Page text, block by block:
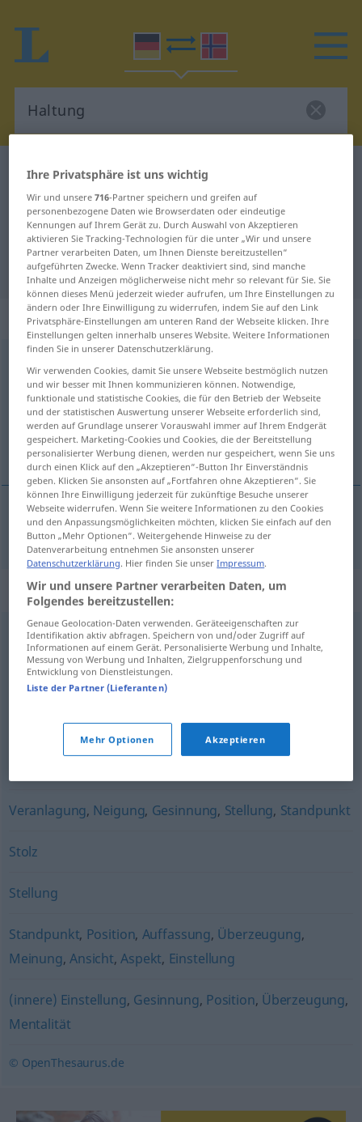
Deutsch-Norwegisch Wörterbuch
Deutsch-Norwegisch Übersetzung
für "Haltung"
"Haltung" Norwegisch Übersetzung
„Haltung“: Femininum
Übersicht aller Übersetzungen
(Für mehr Details die Übersetzung anklicken/antippen)
holdning
holdningm/f Haltung
Synonyme für "Haltung"
Einstellung,Merkmal,Zug,Eigenschaft
Fassung,Kontrolle,Beherrschung
Mentalität,Einstellung (zu), Philosophie (ugs.)
Veranlagung, Neigung, Gesinnung, Stellung, Standpunkt
Stolz
Stellung
Standpunkt, Position, Auffassung, Überzeugung,
Meinung,Ansicht,Aspekt, Einstellung
(innere) Einstellung, Gesinnung, Position, Überzeugung,
Mentalität
© OpenThesaurus.de
Ihre Privatsphäre ist uns wichtig
Wir und unsere716-Partner speichern und greifen auf
personenbezogene Daten wie Browserdaten oder eindeutige
Kennungen auf Ihrem Gerät zu. Durch Auswahl von Akzeptieren
aktivieren Sie Tracking-Technologien für die unter „Wir und unsere
Partner verarbeiten Daten, um Ihnen Dienste bereitzustellen“
aufgeführten Zwecke. Wenn Tracker deaktiviert sind, sind manche
Inhalte und Anzeigen möglicherweise nicht mehr so relevant für Sie. Sie
können dieses Menü jederzeit wieder aufrufen, um Ihre Einstellungen zu
ändern oder Ihre Einwilligung zu widerrufen, indem Sie auf den Link
Privatsphäre-Einstellungen am unteren Rand der Webseite klicken. Ihre
Einstellungen gelten innerhalb unseres Website. Weitere Informationen
finden Sie in unserer Datenschutzerklärung.
Wir verwenden Cookies, damit Sie unsere Webseite bestmöglich nutzen
und wir besser mit Ihnen kommunizieren können. Notwendige,
funktionale und statistische Cookies, die für den Betrieb der Webseite
und der statistischen Auswertung unserer Webseite erforderlich sind,
werden auf Grundlage unserer Vorauswahl immer auf Ihrem Endgerät
gespeichert. Marketing-Cookies und Cookies, die der Bereitstellung
personalisierter Werbung dienen, werden nur gespeichert, wenn Sie uns
durch einen Klick auf den „Akzeptieren“-Button Ihr Einverständnis
geben. Klicken Sie ansonsten auf „Fortfahren ohne Akzeptieren“. Sie
können Ihre Einwilligung jederzeit für zukünftige Besuche unserer
Webseite widerrufen. Wenn Sie weitere Informationen zu den Cookies
und den Anpassungsmöglichkeiten möchten, klicken Sie einfach auf den
Button „Mehr Optionen“. Weitergehende Hinweise zu der
Datenverarbeitung entnehmen Sie ansonsten unserer
Datenschutzerklärung. Hier finden Sie unserImpressum.
Wir und unsere Partner verarbeiten Daten, um
Folgendes bereitzustellen:
Genaue Geolocation-Daten verwenden. Geräteeigenschaften zur
Identifikation aktiv abfragen. Speichern von und/oder Zugriff auf
Informationen auf einem Gerät. Personalisierte Werbung und Inhalte,
Messung von Werbung und Inhalten, Zielgruppenforschung und
Entwicklung von Dienstleistungen.
Liste der Partner (Lieferanten)
Mehr Optionen Akzeptieren